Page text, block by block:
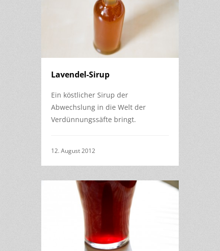
Lavendel-Sirup
Ein köstlicher Sirup der
Abwechslung in die Welt der
Verdünnungssäfte bringt.
12. August 2012